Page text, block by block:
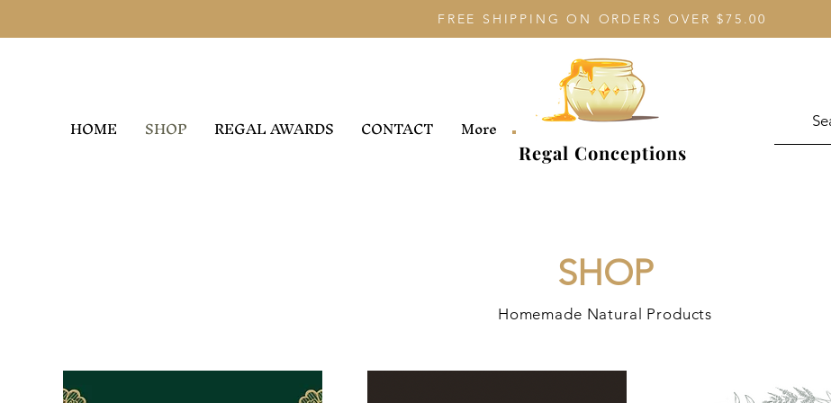
FREE SHIPPING ON ORDERS OVER $75.00
HOME SHOP REGAL AWARDS CONTACT More
Regal Conceptions
SHOP
Homemade Natural Products